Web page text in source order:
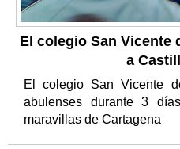
El colegio San Vicente
a
El colegio San Vicente
abulenses durante 3
maravillas de Cartagena